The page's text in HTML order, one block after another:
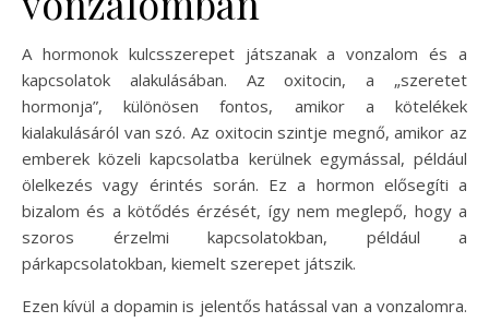
A hormonok kulcsszerepet játszanak a vonzalom és a
kapcsolatok alakulásában. Az oxitocin, a „szeretet
hormonja”, különösen fontos, amikor a kötelékek
kialakulásáról van szó. Az oxitocin szintje megnő, amikor az
emberek közeli kapcsolatba kerülnek egymással, például
ölelkezés vagy érintés során. Ez a hormon elősegíti a
bizalom és a kötődés érzését, így nem meglepő, hogy a
szoros érzelmi kapcsolatokban, például a
párkapcsolatokban, kiemelt szerepet játszik.
Ezen kívül a dopamin is jelentős hatással van a vonzalomra.